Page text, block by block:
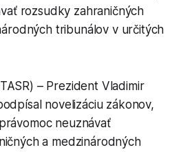
rozsudky zahraničných
tribunálov v určitých
– Prezident Vladimir
novelizáciu zákonov,
neuznávať
a medzinárodných